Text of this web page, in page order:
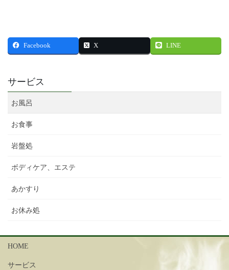
Facebook X LINE
サービス
お風呂
お食事
岩盤処
ボディケア、エステ
あかすり
お休み処
HOME
サービス